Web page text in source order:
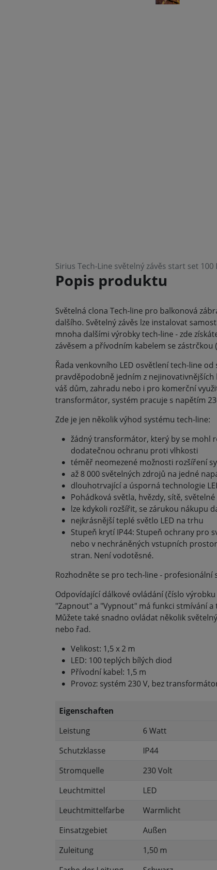
Sirius Tech-Line světelný závěs start set
Popis produktu
Světelná clona Tech-line pro balkonová
dalšího. Světelný závěs lze instalovat
mnoha dalšími výrobky tech-line - zde
závěsem a přívodním kabelem se zástrčkou
Řada venkovního LED osvětlení tech-line
pravděpodobně jedním z
váš dům, zahradu nebo i pro komerční
transformátor, systém pracuje s napětím
Zde je jen několik výhod systému tech-line:
žádný transformátor, který by se mohl
dodatečnou ochranu proti vlhkosti
téměř neomezené možnosti rozšíření
až 8 000 světelných zdrojů na jedné
dlouhotrvající a úsporná technologie
Pohádková světla, hvězdy, sítě,
lze kdykoli rozšířit, se zárukou nákupu
nejkrásnější teplé světlo LED na trhu
Stupeň krytí IP44: Stupeň ochrany pro
nebo v nechráněných vstupních
stran. Není vodotěsné.
Rozhodněte se pro tech-line - profesionální
Odpovídající dálkové ovládání (číslo
"Zapnout" a "Vypnout" má funkci stmívání
Můžete také snadno ovládat několik
nebo řad.
Velikost: 1,5 x 2 m
LED: 100 teplých bílých diod
Přívodní kabel: 1,5 m
Provoz: systém 230 V, bez
Eigenschaften
Leistung
6 Watt
Schutzklasse
IP44
Stromquelle
230 Volt
Leuchtmittel
LED
Leuchtmittelfarbe
Warmlicht
Einsatzgebiet
Außen
Zuleitung
1,50 m